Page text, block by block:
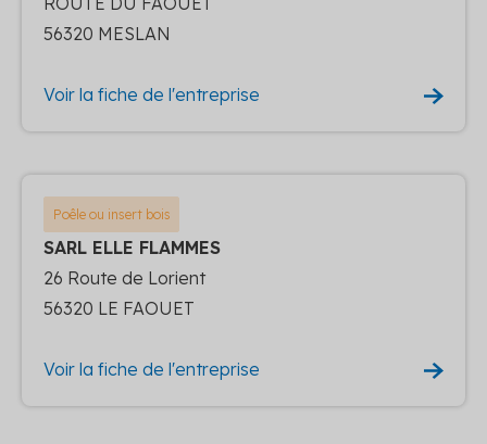
56320 MESLAN
Voir la fiche de l'entreprise
Poêle ou insert bois
SARL ELLE FLAMMES
26 Route de Lorient
56320 LE FAOUET
Voir la fiche de l'entreprise